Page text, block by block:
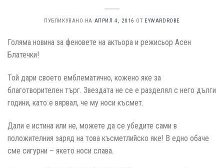
ПУБЛИКУВАНО НА АПРИЛ 4, 2016 ОТ EYWARDROBE
Голяма новина за феновете на актьора и режисьор Асен
Блатечки!
Той дари своето емблематично, кожено яке за
благотворителен търг. Звездата не се е разделял с него дълги
години, като е вярвал, че му носи късмет.
Дали е истина или не, можете да се убедите сами в
положителния заряд на това късметлийско яке! В едно обаче
сме сигурни – якето носи слава.